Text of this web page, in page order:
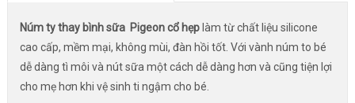
Núm ty thay bình sữa Pigeon cổ hẹplàm từ chất liệu silicone
cao cấp, mềm mại, không mùi, đàn hồi tốt. Với vành núm to bé
dễ dàng tì môi và nút sữa một cách dễ dàng hơn và cũng tiện lợi
cho mẹ hơn khi vệ sinh ti ngậm cho bé.